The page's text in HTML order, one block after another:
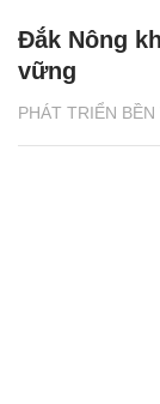
PHÁT TRIỂN
Đắk Nông
vững